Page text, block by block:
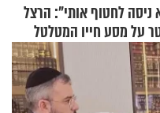
ניסה לחטוף אותי": הרצל
על מסע חייו המטלטל